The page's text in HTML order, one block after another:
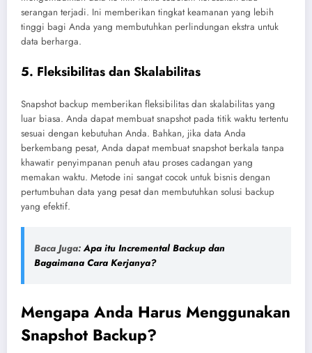
serangan terjadi. Ini memberikan tingkat keamanan yang lebih
tinggi bagi Anda yang membutuhkan perlindungan ekstra untuk
data berharga.
5. Fleksibilitas dan Skalabilitas
Snapshot backup memberikan fleksibilitas dan skalabilitas yang
luar biasa. Anda dapat membuat snapshot pada titik waktu tertentu
sesuai dengan kebutuhan Anda. Bahkan, jika data Anda
berkembang pesat, Anda dapat membuat snapshot berkala tanpa
khawatir penyimpanan penuh atau proses cadangan yang
memakan waktu. Metode ini sangat cocok untuk bisnis dengan
pertumbuhan data yang pesat dan membutuhkan solusi backup
yang efektif.
Baca Juga: Apa itu Incremental Backup dan
Bagaimana Cara Kerjanya?
Mengapa Anda Harus Menggunakan
Snapshot Backup?